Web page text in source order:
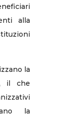
alla
la
il che
la